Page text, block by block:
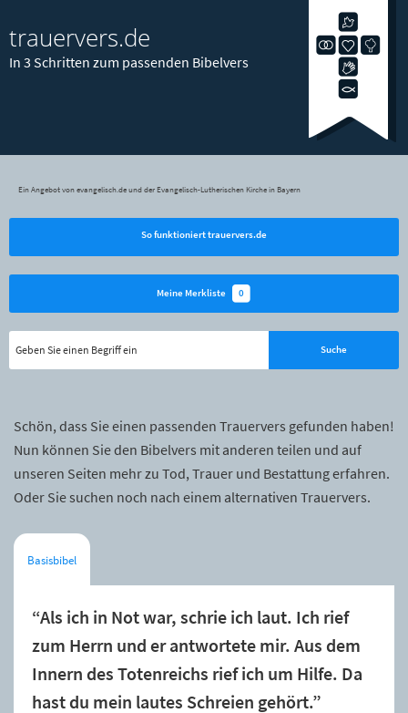
trauervers.de
In 3 Schritten zum passenden Bibelvers
Ein Angebot von evangelisch.de und der Evangelisch-Lutherischen Kirche in Bayern
So funktioniert trauervers.de
Meine Merkliste 0
Schön, dass Sie einen passenden Trauervers gefunden haben!
Nun können Sie den Bibelvers mit anderen teilen und auf
unseren Seiten mehr zu Tod, Trauer und Bestattung erfahren.
Oder Sie suchen noch nach einem alternativen Trauervers.
Basisbibel
“Als ich in Not war, schrie ich laut. Ich rief
zum Herrn und er antwortete mir. Aus dem
Innern des Totenreichs rief ich um Hilfe. Da
hast du mein lautes Schreien gehört.”